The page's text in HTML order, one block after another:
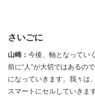
さいごに
山崎： 今後、軸となってい
前に“人”が大切ではあるの
になっていきます。我々は
スマートにセルしていきます